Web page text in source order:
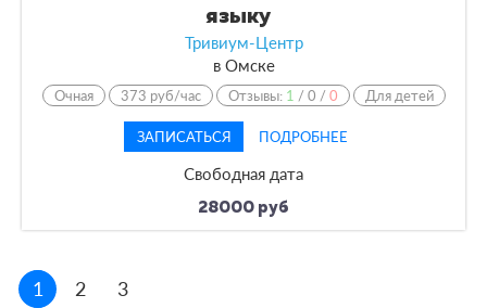
языку
Тривиум-Центр
вОмске
Очная 373 руб/час Отзывы: 1 /0 /0 Для детей
ЗАПИСАТЬСЯ ПОДРОБНЕЕ
Свободная дата
28000 руб
1 2 3